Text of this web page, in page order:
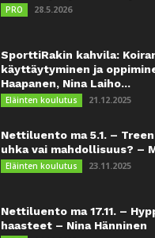
PRO 28.5.2026
SporttiRakin kahvila:
käyttäytyminen ja
Haapanen, Nina Laiho...
Eläinten koulutus 21.12.2025
Nettiluento ma 5.1. –
uhka vai mahdollisuus? –
Eläinten koulutus 23.11.2025
Nettiluento ma 17.11. –
haasteet – Nina Hänninen